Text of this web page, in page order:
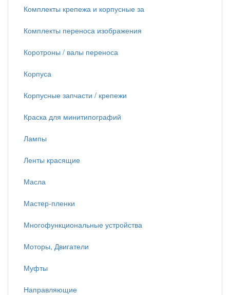
Комплекты крепежа и корпусные за
Комплекты переноса изображения
Коротроны / валы переноса
Корпуса
Корпусные запчасти / крепежи
Краска для минитипографий
Лампы
Ленты красящие
Масла
Мастер-пленки
Многофункциональные устройства
Моторы, Двигатели
Муфты
Направляющие